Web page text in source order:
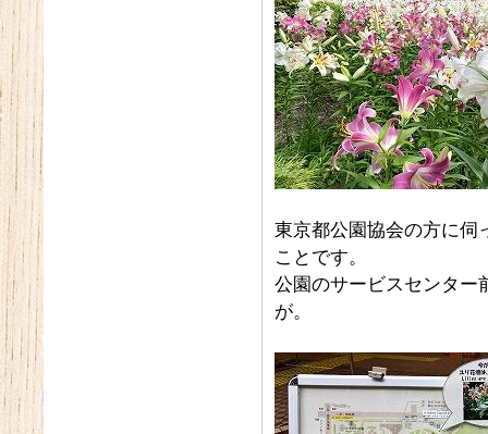
東京都公園協会の方に伺
ことです。
公園のサービスセンター
が。